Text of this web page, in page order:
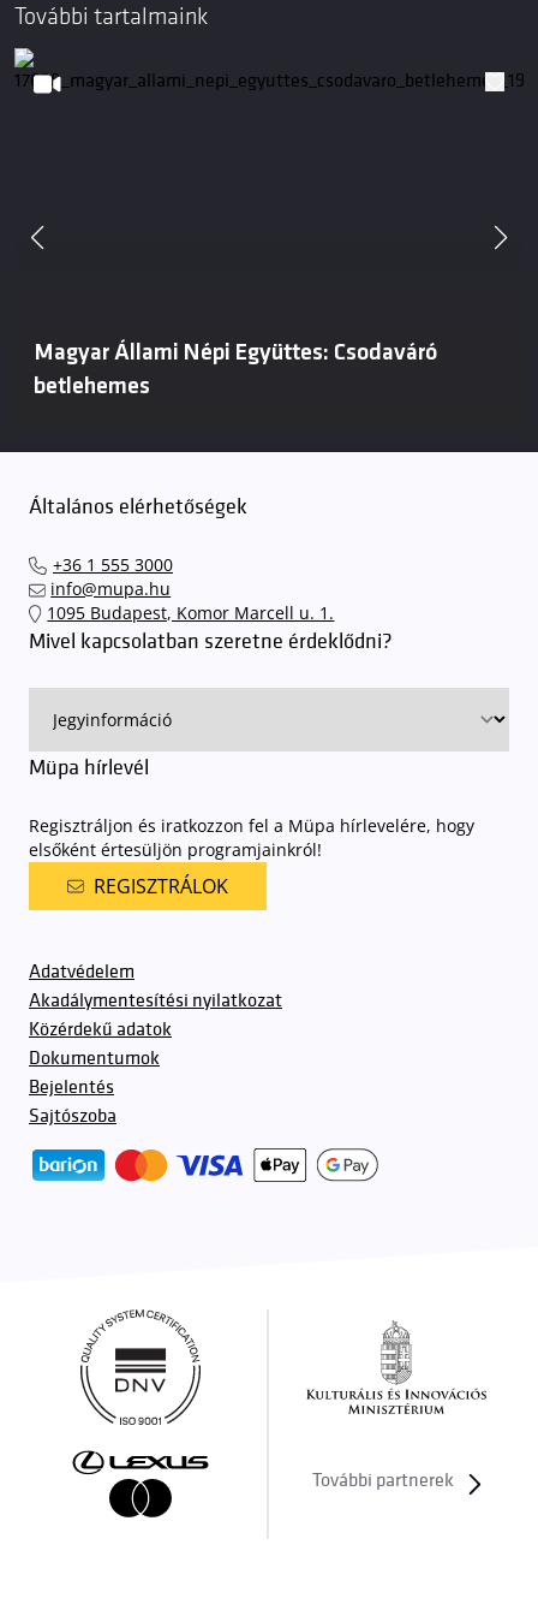
További tartalmaink
Magyar Állami Népi Együttes: Csodaváró
betlehemes
Általános elérhetőségek
+36 1 555 3000
info@mupa.hu
1095 Budapest, Komor Marcell u. 1.
Mivel kapcsolatban szeretne érdeklődni?
Müpa hírlevél
Regisztráljon és iratkozzon fel a Müpa hírlevelére, hogy
elsőként értesüljön programjainkról!
REGISZTRÁLOK
Adatvédelem
Akadálymentesítési nyilatkozat
Közérdekű adatok
Dokumentumok
Bejelentés
Sajtószoba
További partnerek